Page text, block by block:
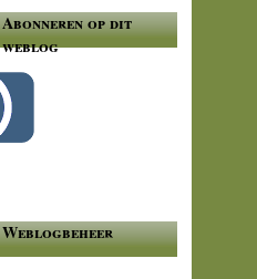
Abonneren op dit
weblog
Weblogbeheer